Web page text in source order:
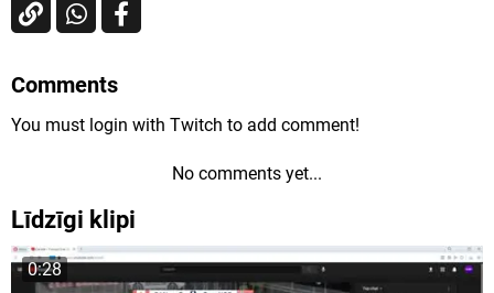
Comments
You must login with Twitch to add comment!
No comments yet...
Līdzīgi klipi
0:28